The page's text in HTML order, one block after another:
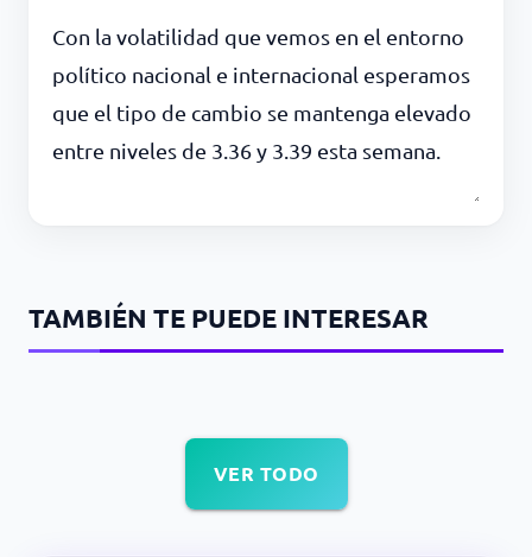
Con la volatilidad que vemos en el entorno
político nacional e internacional esperamos
que el tipo de cambio se mantenga elevado
entre niveles de 3.36 y 3.39 esta semana.
TAMBIÉN TE PUEDE INTERESAR
VER TODO